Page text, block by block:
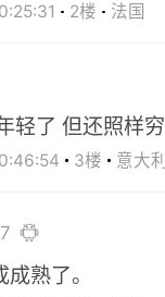
2楼 法国
轻了 但还照样穷
3楼 意大利
熟了。